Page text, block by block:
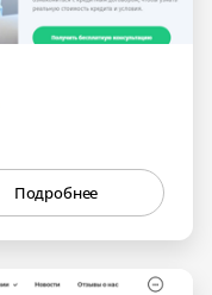
Подробнее